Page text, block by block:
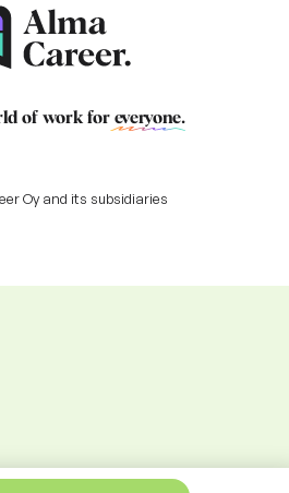
of work for everyone.
Oy and its subsidiaries